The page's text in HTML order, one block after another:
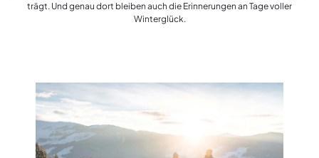
trägt. Und genau dort bleiben auch die Erinnerungen an Tage voller
Winterglück.